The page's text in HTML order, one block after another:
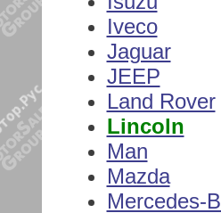
Iveco
Jaguar
JEEP
Land Rover
Lincoln
Man
Mazda
Mercedes-